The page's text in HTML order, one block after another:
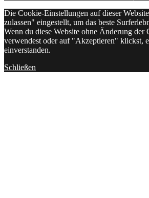
Die Cookie-Einstellungen auf dieser
zulassen" eingestellt, um das beste
Wenn du diese Website ohne Änderung der
verwendest oder auf "Akzeptieren" klickst,
einverstanden.
Schließen